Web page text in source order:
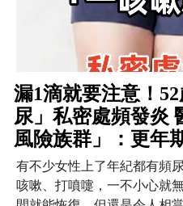
漏1滴就要注意！
尿」私密處頻發炎
風險族群」：更年
有不少女性上了年紀都有頻
咳嗽、打噴嚏，一不小心就